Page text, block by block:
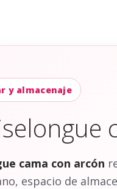
y almacenaje
cama con arcón
espacio de